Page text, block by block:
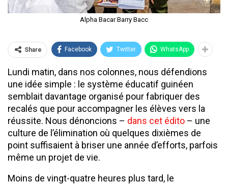
Alpha Bacar Barry Bacc
Share Facebook Twitter WhatsApp
Lundi matin, dans nos colonnes, nous défendions
une idée simple : le système éducatif guinéen
semblait davantage organisé pour fabriquer des
recalés que pour accompagner les élèves vers la
réussite. Nous dénoncions – dans cet édito – une
culture de l’élimination où quelques dixièmes de
point suffisaient à briser une année d’efforts, parfois
même un projet de vie.
Moins de vingt-quatre heures plus tard, le